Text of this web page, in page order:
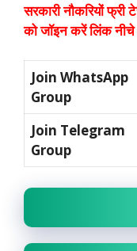
सरकारी नौकरियों फ्री
को जॉइन करें लिंक नीचे
Join WhatsApp
Group
Join Telegram
Group